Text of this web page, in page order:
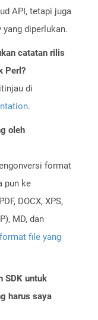
API, tetapi juga
diperlukan.
catatan rilis
Perl?
di
.
oleh
format
pun ke
DOCX, XPS,
MD, dan
format file yang
SDK untuk
harus saya